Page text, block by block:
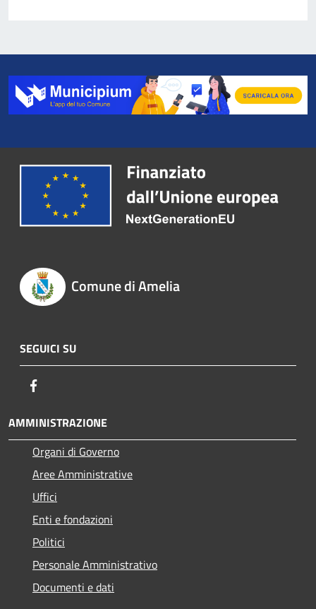
Comune di Amelia
SEGUICI SU
AMMINISTRAZIONE
Organi di Governo
Aree Amministrative
Uffici
Enti e fondazioni
Politici
Personale Amministrativo
Documenti e dati